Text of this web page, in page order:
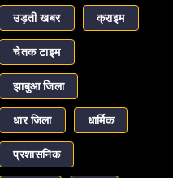
उड़ती खबर क्राइम
चेतक टाइम
झाबुआ जिला
धार जिला धार्मिक
प्रशासनिक